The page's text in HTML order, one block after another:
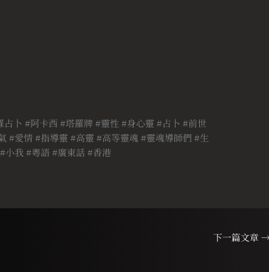
卜 #阿卡西 #塔羅牌 #靈性 #身心靈 #占卜 #前世
#愛情 #指導靈 #高靈 #高等靈魂 #靈魂導師們 #生
小我 #粵語 #廣東話 #香港
下一篇文章